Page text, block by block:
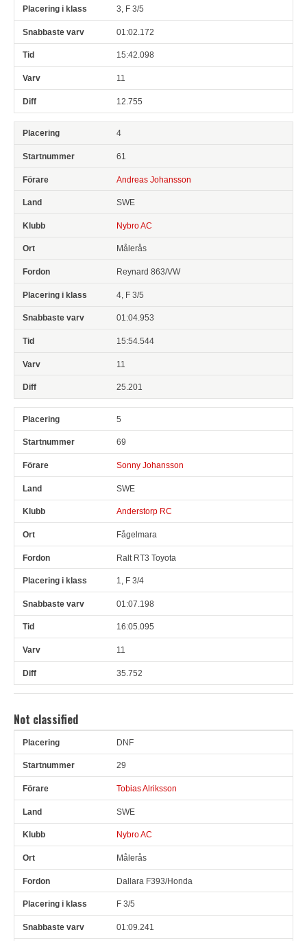
3, F 3/5
01:02.172
15:42.098
11
12.755
4
61
Andreas Johansson
SWE
Nybro AC
Målerås
Reynard 863/VW
4, F 3/5
01:04.953
15:54.544
11
25.201
5
69
Sonny Johansson
SWE
Anderstorp RC
Fågelmara
Ralt RT3 Toyota
1, F 3/4
01:07.198
16:05.095
11
35.752
Not classified
Pl Snr Land
DNF
29
Tobias Alriksson
SWE
Nybro AC
Målerås
Dallara F393/Honda
F 3/5
01:09.241